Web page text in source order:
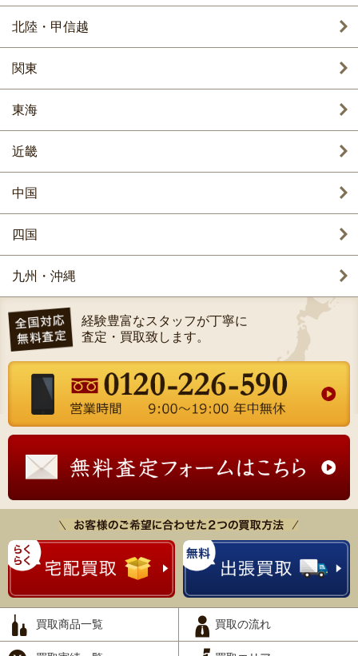
北陸・甲信越
関東
東海
近畿
中国
四国
九州・沖縄
経験豊富なスタッフが丁寧に
査定・買取致します。
買取商品一覧 買取の流れ